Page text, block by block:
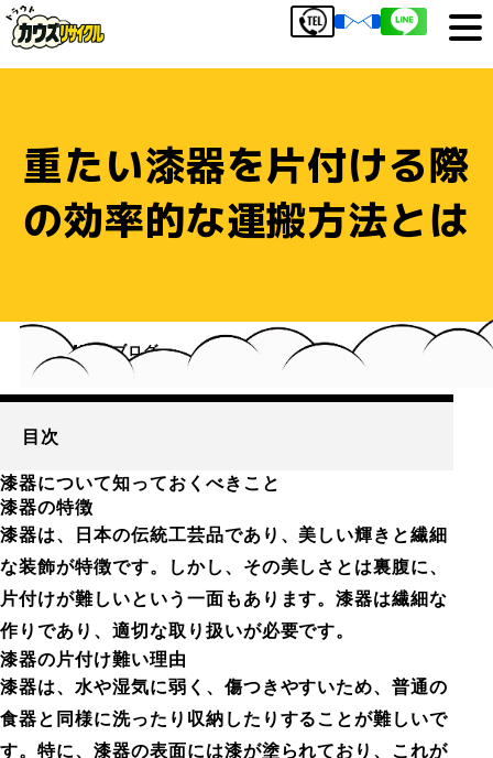
重たい漆器を片付ける際
の効率的な運搬方法とは
HOME
ブログ
重たい漆器を片付ける際の効率的な運搬方法とは
目次
漆器について知っておくべきこと
漆器の特徴
漆器は、日本の伝統工芸品であり、美しい輝きと繊細
な装飾が特徴です。しかし、その美しさとは裏腹に、
片付けが難しいという一面もあります。漆器は繊細な
作りであり、適切な取り扱いが必要です。
漆器の片付け難い理由
漆器は、水や湿気に弱く、傷つきやすいため、普通の
食器と同様に洗ったり収納したりすることが難しいで
す。特に、漆器の表面には漆が塗られており、これが